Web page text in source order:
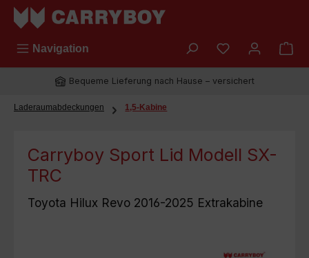
Zum Hauptinhalt springen
Navigation Du hast 0
Bequeme Lieferung nach Hause – versichert
Laderaumabdeckungen 1,5-Kabine
Carryboy Sport Lid Modell SX-
TRC
Toyota Hilux Revo 2016-2025 Extrakabine